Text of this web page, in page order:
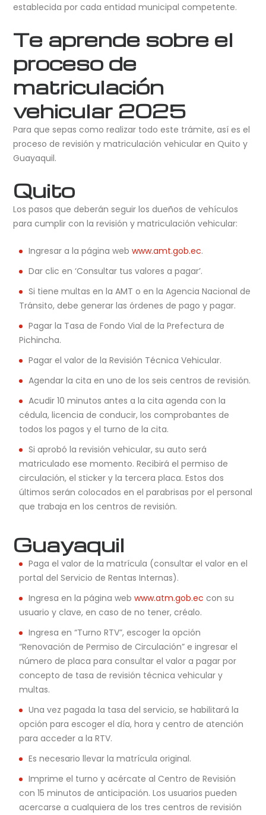
establecida por cada entidad municipal competente.
Te aprende sobre el
proceso de
matriculación
vehicular 2025
Para que sepas como realizar todo este trámite, así es el
proceso de revisión y matriculación vehicular en Quito y
Guayaquil.
Quito
Los pasos que deberán seguir los dueños de vehículos
para cumplir con la revisión y matriculación vehicular:
Ingresar a la página webwww.amt.gob.ec.
Dar clic en ‘Consultar tus valores a pagar’.
Si tiene multas en la AMT o en la Agencia Nacional de
Tránsito, debe generar las órdenes de pago y pagar.
Pagar la Tasa de Fondo Vial de la Prefectura de
Pichincha.
Pagar el valor de la Revisión Técnica Vehicular.
Agendar la cita en uno de los seis centros de revisión.
Acudir 10 minutos antes a la cita agenda con la
cédula, licencia de conducir, los comprobantes de
todos los pagos y el turno de la cita.
Si aprobó la revisión vehicular, su auto será
matriculado ese momento. Recibirá el permiso de
circulación, el sticker y la tercera placa. Estos dos
últimos serán colocados en el parabrisas por el personal
que trabaja en los centros de revisión.
Guayaquil
Paga el valor de la matrícula (consultar el valor en el
portal del Servicio de Rentas Internas).
Ingresa en la página webwww.atm.gob.ec con su
usuario y clave, en caso de no tener, créalo.
Ingresa en “Turno RTV”, escoger la opción
“Renovación de Permiso de Circulación” e ingresar el
número de placa para consultar el valor a pagar por
concepto de tasa de revisión técnica vehicular y
multas.
Una vez pagada la tasa del servicio, se habilitará la
opción para escoger el día, hora y centro de atención
para acceder a la RTV.
Es necesario llevar la matrícula original.
Imprime el turno y acércate al Centro de Revisión
con 15 minutos de anticipación. Los usuarios pueden
acercarse a cualquiera de los tres centros de revisión